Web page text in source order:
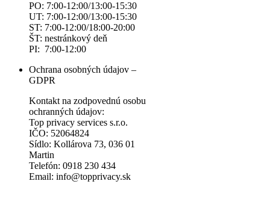
PO: 7:00-12:00/13:00-15:30
UT: 7:00-12:00/13:00-15:30
ST: 7:00-12:00/18:00-20:00
ŠT: nestránkový deň
PI: 7:00-12:00
Ochrana osobných údajov –
GDPR
Kontakt na zodpovednú osobu
ochranných údajov:
Top privacy services s.r.o.
IČO: 52064824
Sídlo: Kollárova 73, 036 01
Martin
Telefón: 0918 230 434
Email: info@topprivacy.sk